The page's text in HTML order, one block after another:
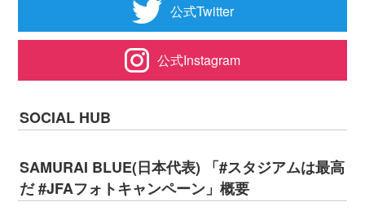
公式Twitter
公式Instagram
SOCIAL HUB
SAMURAI BLUE(日本代表) 「#スタジアムは最高
だ #JFAフォトキャンペーン」概要